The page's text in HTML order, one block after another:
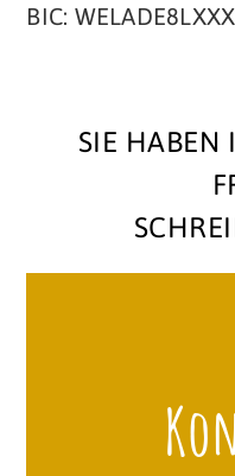
BIC: WELADE8LXXX
SIE HABEN